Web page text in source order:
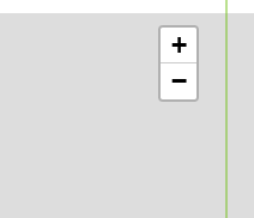
+
−